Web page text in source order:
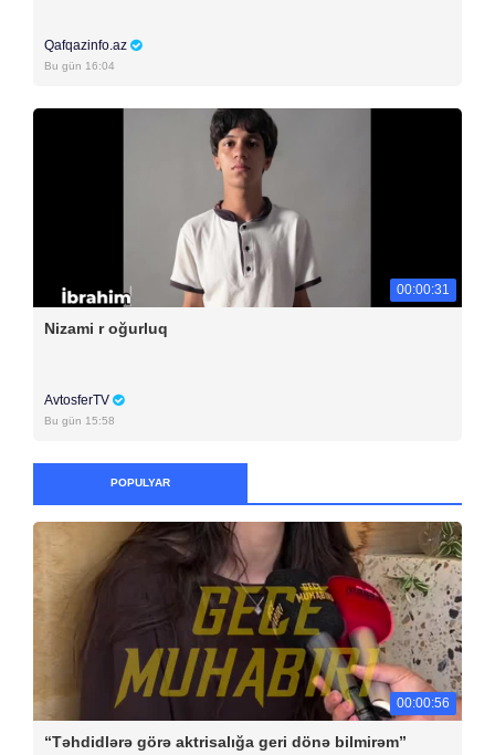
Qafqazinfo.az
Bu gün 16:04
00:00:31
Nizami r oğurluq
AvtosferTV
Bu gün 15:58
POPULYAR
00:00:56
“Təhdidlərə görə aktrisalığa geri dönə bilmirəm”